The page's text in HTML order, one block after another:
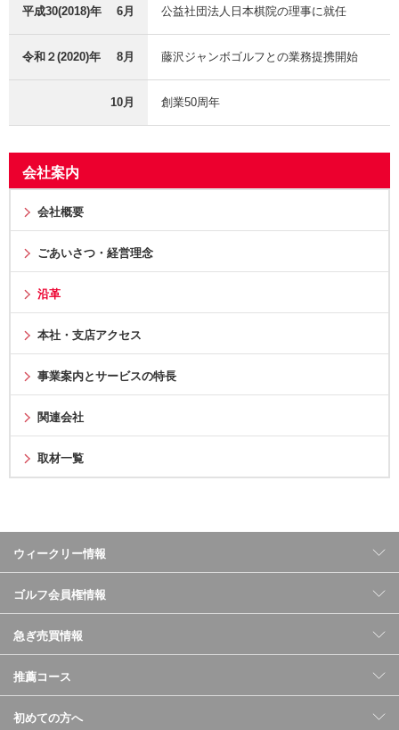
平成30(2018)年 6月 公益社団法人日本棋院の理事に就任
令和２(2020)年 8月 藤沢ジャンボゴルフとの業務提携開始
10月 創業50周年
会社案内
会社概要
ごあいさつ・経営理念
沿革
本社・支店アクセス
事業案内とサービスの特長
関連会社
取材一覧
ウィークリー情報
ゴルフ会員権情報
急ぎ売買情報
推薦コース
初めての方へ